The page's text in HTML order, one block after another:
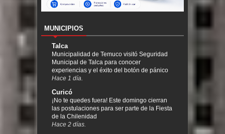
MUNICIPIOS
Talca
Municipalidad de Temuco visitó Seguridad
Municipal de Talca para conocer
experiencias y el éxito del botón de pánico
Hace 1 día.
Curicó
¡No te quedes fuera! Este domingo cierran
las postulaciones para ser parte de la Fiesta
de la Chilenidad
Hace 2 días.